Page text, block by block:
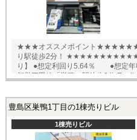
★★★オススメポイント★★★★★★★★★★★★★ ●
り駅徒歩2分！ ★★★★★★★★★★★★★★★★★★★★★★★★ 【利回
り】 ●想定利回り5.64％ ●想定年収2146.3万円 【交通】 ●JR山手・
都営三田線「
豊島区巣鴨1丁目の1棟売りビル
1棟売りビル